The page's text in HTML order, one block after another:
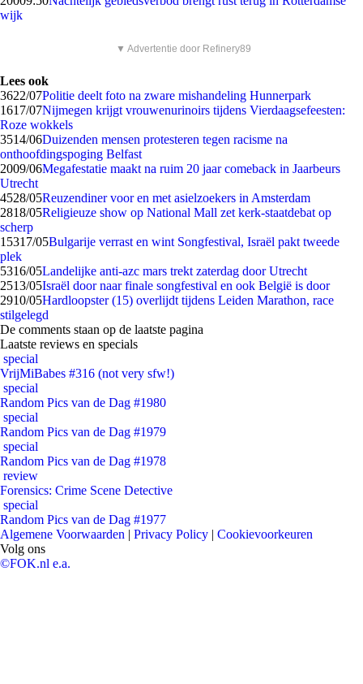
wijk
▼ Advertentie door Refinery89
Lees ook
3622/07Politie deelt foto na zware mishandeling Hunnerpark
1617/07Nijmegen krijgt vrouwenurinoirs tijdens Vierdaagsefeesten:
Roze wokkels
3514/06Duizenden mensen protesteren tegen racisme na
onthoofdingspoging Belfast
2009/06Megafestatie maakt na ruim 20 jaar comeback in Jaarbeurs
Utrecht
4528/05Reuzen­diner voor en met asielzoekers in Amsterdam
2818/05Religieuze show op National Mall zet kerk-staatdebat op
scherp
15317/05Bulgarije verrast en wint Songfestival, Israël pakt tweede
plek
5316/05Landelijke anti-azc mars trekt zaterdag door Utrecht
2513/05Israël door naar finale songfestival en ook België is door
2910/05Hardloopster (15) overlijdt tijdens Leiden Marathon, race
stilgelegd
De comments staan op de laatste pagina
Laatste reviews en specials
special
VrijMiBabes #316 (not very sfw!)
special
Random Pics van de Dag #1980
special
Random Pics van de Dag #1979
special
Random Pics van de Dag #1978
review
Forensics: Crime Scene Detective
special
Random Pics van de Dag #1977
Algemene Voorwaarden | Privacy Policy | Cookievoorkeuren
Volg ons
©FOK.nl e.a.